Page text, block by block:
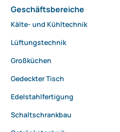
Geschäftsbereiche
Kälte- und Kühltechnik
Lüftungstechnik
Großküchen
Gedeckter Tisch
Edelstahlfertigung
Schaltschrankbau